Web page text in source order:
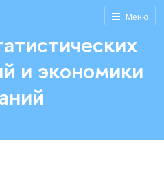
Меню
и экономики